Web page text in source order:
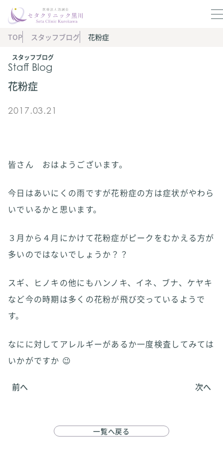
スタッフブログ
Staff Blog
TOP スタッフブログ 花粉症
花粉症
2017.03.21
皆さん おはようございます。
今日はあいにくの雨ですが花粉症の方は症状がやわら
いでいるかと思います。
３月から４月にかけて花粉症がピークをむかえる方が
多いのではないでしょうか？？
スギ、ヒノキの他にもハンノキ、イネ、ブナ、ケヤキ
など今の時期は多くの花粉が飛び交っているようで
す。
なにに対してアレルギーがあるか一度検査してみては
いかがですか 😉
前へ 次へ
一覧へ戻る